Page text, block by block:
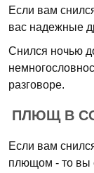
Если вам
вас надежные
Снился ночью
разговоре.
ПЛЮЩ В
Если вам
плющом - то вы